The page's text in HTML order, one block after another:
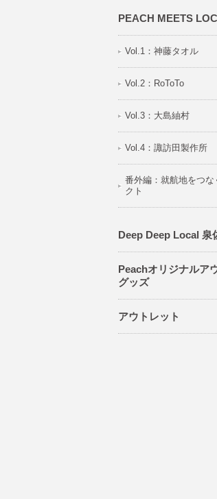
PEACH MEETS
Vol.1：神藤タオル
Vol.2：RoToTo
Vol.3：大島紬村
Vol.4：諏訪田製作所
番外編：就航地をつな
クト
Deep Deep Local 泉
Peachオリジナルア
グッズ
アウトレット